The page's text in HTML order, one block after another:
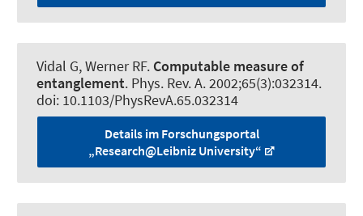
Vidal G, Werner RF. Computable measure of
entanglement. Phys. Rev. A. 2002;65(3):032314.
doi: 10.1103/PhysRevA.65.032314
Details im Forschungsportal
„Research@Leibniz University“